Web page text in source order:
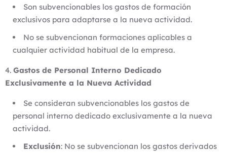
Son subvencionables los gastos de formación
exclusivos para adaptarse a la nueva actividad.
No se subvencionan formaciones aplicables a
cualquier actividad habitual de la empresa.
Gastos de Personal Interno Dedicado
Exclusivamente a la Nueva Actividad
Se consideran subvencionables los gastos de
personal interno dedicado exclusivamente a la nueva
actividad.
Exclusión: No se subvencionan los gastos derivados